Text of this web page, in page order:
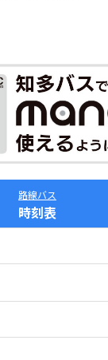
路線バス
時刻表